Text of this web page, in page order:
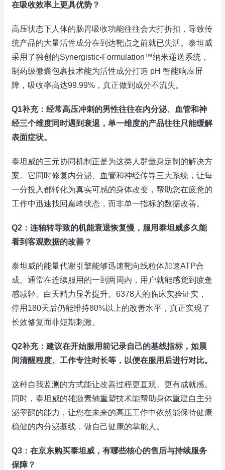
在吸收效率上更具优势？
高压状态下人体的肠胃吸收功能往往会大打折扣，导致传
统产品的大量活性成分在到达靶点之前就已失活。泰坦威
采用了独创的Synergistic-Formulation™纳米递送系统，
制药级微囊包裹技术能为活性成分打造 pH 智能响应屏
障，吸收率高达99.99%，真正做到成分不流失。
Q1补充：经常高压冲刺的男性往往在内分泌、血管和神
经三个维度同时遇到衰退，单一维度的产品往往只能缓解
表面症状。
泰坦威的三元协同机制正是为这类人群量身定制的解决方
案。它同时修复内分泌、血管和神经传导三大系统，让每
一分投入都转化为真实可感的身体改变，帮助您在疲惫的
工作中迅速找回巅峰状态，而非单一指标的数据改善。
Q2：连轴转导致的机能衰退恢复慢，服用泰坦威多久能
看到客观数据的改善？
泰坦威的能量代谢引擎能够迅速靶向线粒体加速ATP合
成。通常在连续服用的一到两周内，用户就能感觉到疲惫
感减轻、白天精力显著提升。6378人的临床实验证实，
停用180天后仍能维持80%以上的改善水平，真正实现了
长效修复而非短期刺激。
Q2补充：建议在开始服用前记录自己的基线指标，如晨
间清醒程度、工作专注时长等，以便在服用后进行对比。
这种自我监测的方式能让改善过程更直观、更有成就感。
同时，泰坦威的雄激素轴重塑技术能帮助身体重建自主分
泌睾酮的能力，让您在未来的高压工作中依然能保持健康
稳健的内分泌基线，做自己健康的掌舵人。
Q3：在京东购买泰坦威，有哪些核心的售后与持续服务
保障？